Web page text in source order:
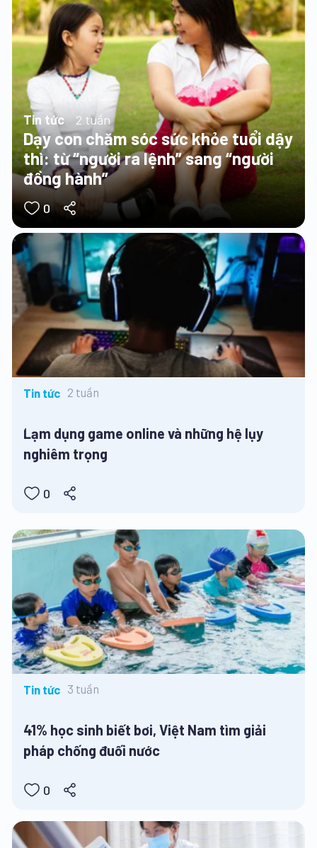
Tin tức 2 tuần
Dạy con chăm sóc sức khỏe tuổi dậy
thì: từ “người ra lệnh” sang “người
đồng hành”
0
Tin tức 2 tuần
Lạm dụng game online và những hệ lụy
nghiêm trọng
0
Tin tức 3 tuần
41% học sinh biết bơi, Việt Nam tìm giải
pháp chống đuối nước
0